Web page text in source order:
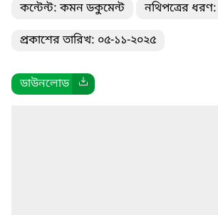
কন্টেন্ট: কমন ডকুমেন্ট নথিপত্রের ধরণ:
প্রকাশের তারিখ: ০৫-১১-২০২৫
ডাউনলোড